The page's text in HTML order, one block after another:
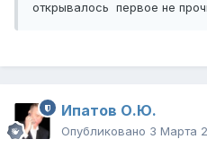
открывалось первое не
Ипатов О.Ю.
Опубликовано 3 Марта